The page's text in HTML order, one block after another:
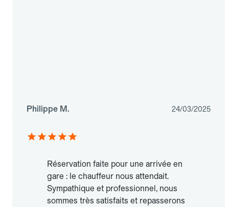
Philippe M. 24/03/2025
Réservation faite pour une arrivée en
gare : le chauffeur nous attendait.
Sympathique et professionnel, nous
sommes très satisfaits et repasserons